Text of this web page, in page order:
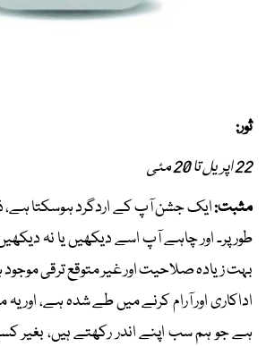
ثور:
22 اپریل تا 20 مئی
مثبت:ایک جشن آپ کے اردگرد ہوسکتا ہے،
طور پر۔ اور چاہے آپ اسے دیکھیں یا نہ
بہت زیادہ صلاحیت اور غیر متوقع ترقی
اداکاری اور آرام کرنے میں طے شدہ ہے، اور یہ
ہے جو ہم سب اپنے اندر رکھتے ہیں، بغیر